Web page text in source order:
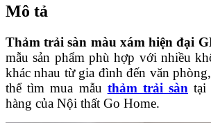
Mô tả
Thảm trải sàn màu xám hiện đại
mẫu sản phẩm phù hợp với nhiều
khác nhau từ gia đình đến văn
thể tìm mua mẫu thảm trải sàn tại
hàng của Nội thất Go Home.